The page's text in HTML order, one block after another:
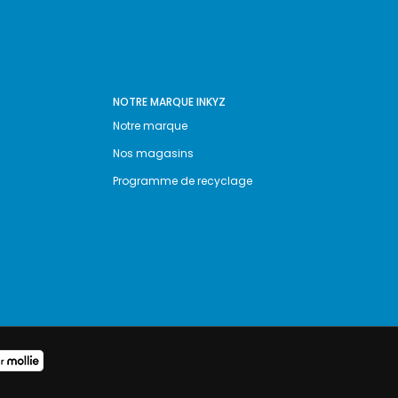
NOTRE MARQUE INKYZ
Notre marque
Nos magasins
Programme de recyclage